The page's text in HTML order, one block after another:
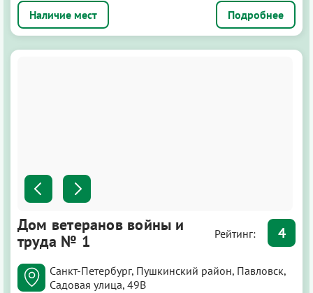
Подробнее
Дом ветеранов войны и
труда № 1
Рейтинг: 4
Санкт-Петербург, Пушкинский район, Павловск,
Садовая улица, 49В